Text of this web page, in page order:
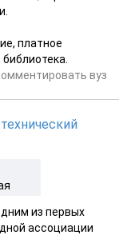
платное
вуз
из первых
ассоциации